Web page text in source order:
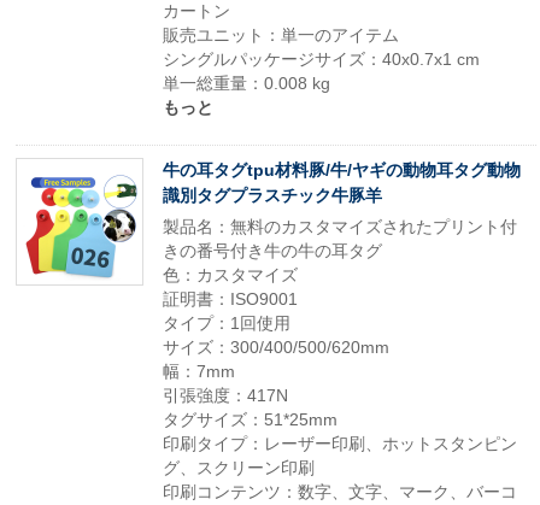
カートン
販売ユニット：単一のアイテム
シングルパッケージサイズ：40x0.7x1 cm
単一総重量：0.008 kg
もっと
牛の耳タグtpu材料豚/牛/ヤギの動物耳タグ動物
識別タグプラスチック牛豚羊
製品名：無料のカスタマイズされたプリント付
きの番号付き牛の牛の耳タグ
色：カスタマイズ
証明書：ISO9001
タイプ：1回使用
サイズ：300/400/500/620mm
幅：7mm
引張強度：417N
タグサイズ：51*25mm
印刷タイプ：レーザー印刷、ホットスタンピン
グ、スクリーン印刷
印刷コンテンツ：数字、文字、マーク、バーコ